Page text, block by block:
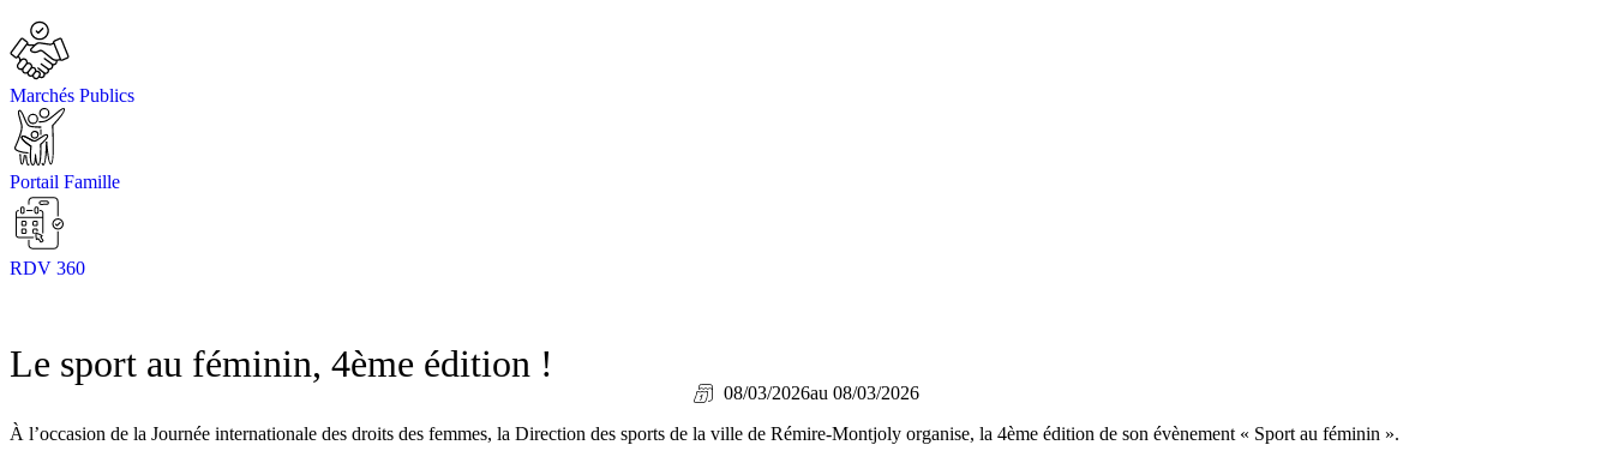
Marchés Publics
Portail Famille
RDV 360
Le sport au féminin, 4ème édition !
08/03/2026au 08/03/2026
À l’occasion de la Journée internationale des droits des femmes, la Direction des sports de la ville de Rémire-Montjoly organise, la 4ème édition de son évènement « Sport au féminin ».